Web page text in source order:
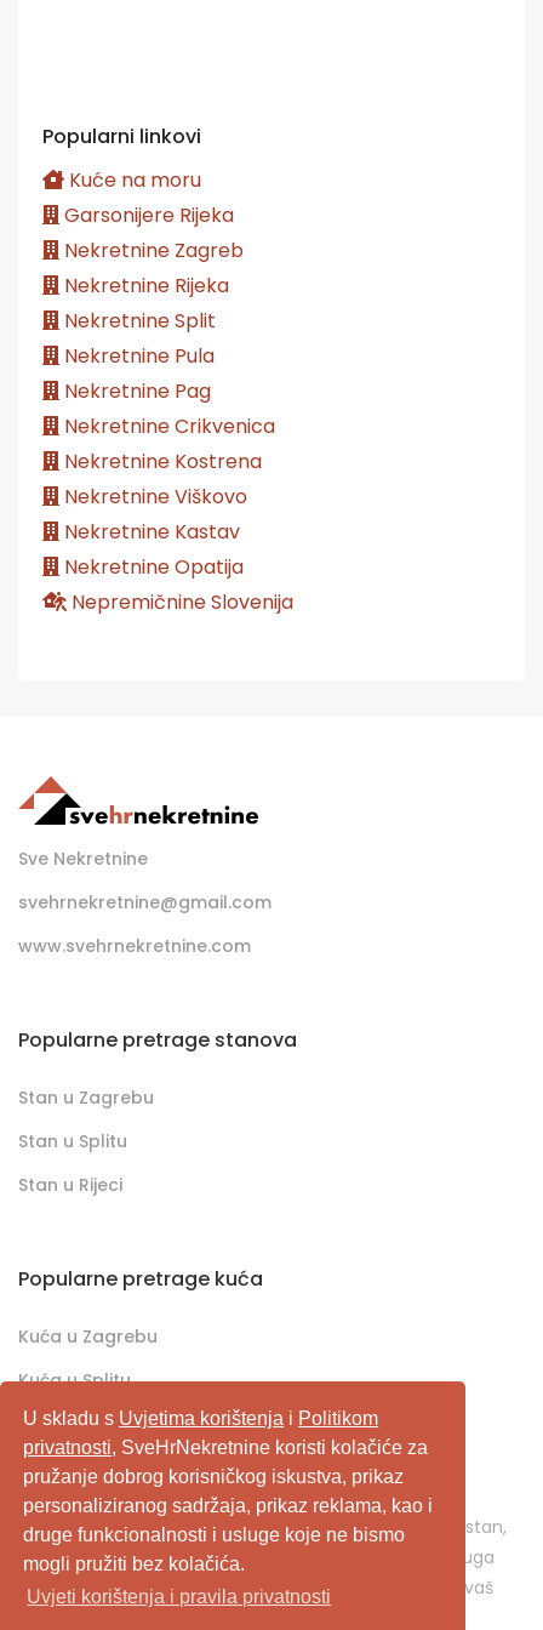
U skladu s Uvjetima korištenja i Politikom
privatnosti, SveHrNekretnine koristi kolačiće za
pružanje dobrog korisničkog iskustva, prikaz
personaliziranog sadržaja, prikaz reklama, kao i
druge funkcionalnosti i usluge koje ne bismo
mogli pružiti bez kolačića.
Uvjeti korištenja i pravila privatnosti
Popularni linkovi
Kuće na moru
Garsonijere Rijeka
Nekretnine Zagreb
Nekretnine Rijeka
Nekretnine Split
Nekretnine Pula
Nekretnine Pag
Nekretnine Crikvenica
Nekretnine Kostrena
Nekretnine Viškovo
Nekretnine Kastav
Nekretnine Opatija
Nepremičnine Slovenija
Sve Nekretnine
svehrnekretnine@gmail.com
www.svehrnekretnine.com
Popularne pretrage stanova
Stan u Zagrebu
Stan u Splitu
Stan u Rijeci
Popularne pretrage kuća
Kuća u Zagrebu
Kuća u Splitu
Kuća u Rijeci
SveHrNekretnine.com predstavlja sveobuhvatan
pretraživač/oglašivač nekretnina. Ukoliko je u pitanju stan,
kuća, vikendica, zemljište, poslovni prostor, ili neka druga
nekretnina, svehrnekretnine.com je pravo mjesto za vaš